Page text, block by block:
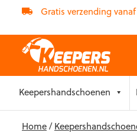
Gratis verzending
toKeepershandschoenen
Home/